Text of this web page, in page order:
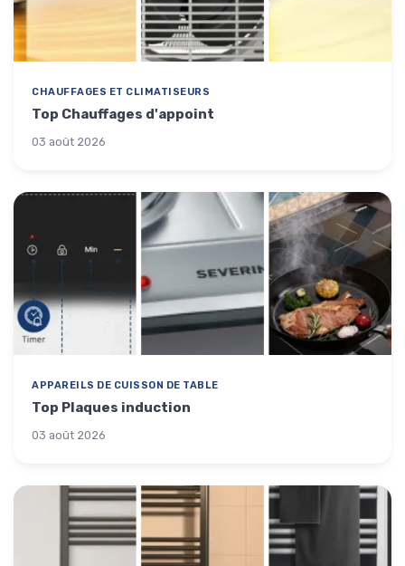
CHAUFFAGES ET CLIMATISEURS
Top Chauffages d'appoint
03 août 2026
APPAREILS DE CUISSON DE TABLE
Top Plaques induction
03 août 2026